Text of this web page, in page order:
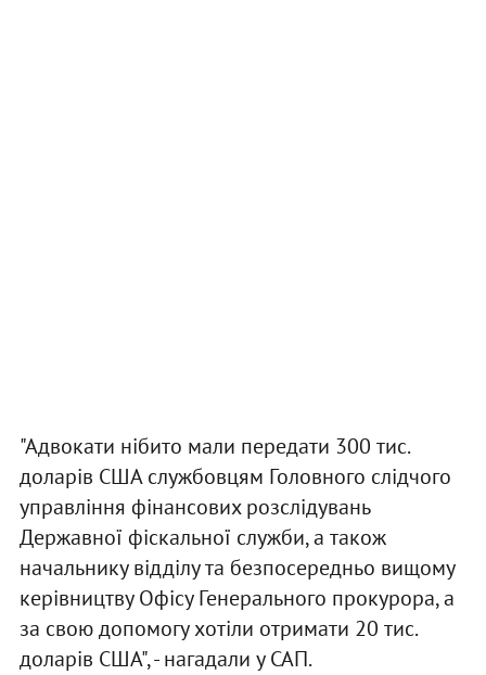
"Адвокати нібито мали передати 300 тис.
доларів США службовцям Головного слідчого
управління фінансових розслідувань
Державної фіскальної служби, а також
начальнику відділу та безпосередньо вищому
керівництву Офісу Генерального прокурора, а
за свою допомогу хотіли отримати 20 тис.
доларів США", - нагадали у САП.